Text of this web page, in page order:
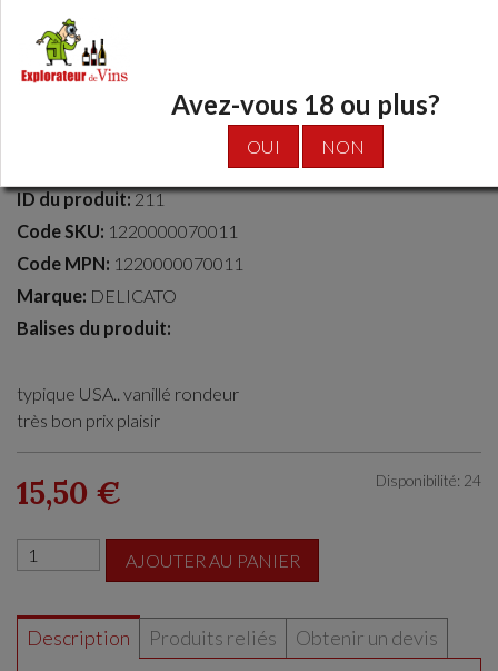
FACEBOOK
TWITTERGOOGLE+
LINKEDIN
EMAIL
ID du produit:211
Code SKU: 1220000070011
Code MPN: 1220000070011
Marque: DELICATO
Balises du produit:
typique USA.. vanillé rondeur
très bon prix plaisir
Disponibilité: 24
15,50 €
AJOUTER AU PANIER
Description Produits reliés Obtenir un devis
Avez-vous 18 ou plus?
OUI NON